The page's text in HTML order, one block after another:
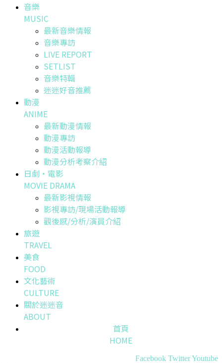
音樂
MUSIC
最新音樂情報
音樂專訪
LIVE REPORT
SETLIST
音樂特輯
迷迷好音推薦
動漫
ANIME
最新動漫情報
動漫專訪
動漫活動報導
動漫分析考察介紹
日劇・電影
MOVIE DRAMA
最新影視情報
影視專訪/現場活動報導
觀後感/分析/演員介紹
旅遊
TRAVEL
美食
FOOD
文化藝術
CULTURE
關於迷迷音
ABOUT
首頁
HOME
Facebook TwitterYoutube